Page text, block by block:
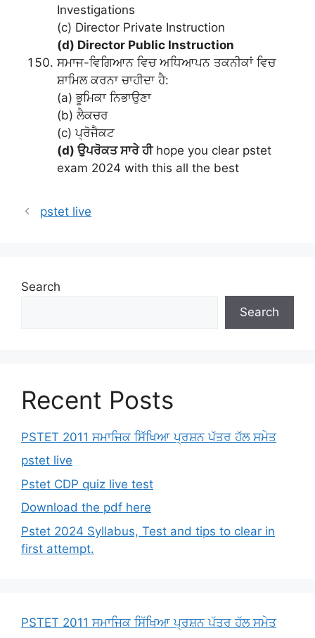
Investigations
(c) Director Private Instruction
(d) Director Public Instruction
ਸਮਾਜ-ਵਿਗਿਆਨ ਵਿਚ ਅਧਿਆਪਨ ਤਕਨੀਕਾਂ ਵਿਚ
ਸ਼ਾਮਿਲ ਕਰਨਾ ਚਾਹੀਦਾ ਹੈ:
(a) ਭੂਮਿਕਾ ਨਿਭਾਉਣਾ
(b) ਲੈਕਚਰ
(c) ਪ੍ਰੋਜੈਕਟ
(d) ਉਪਰੋਕਤ ਸਾਰੇ ਹੀhope you clear pstet
exam 2024 with this all the best
pstet live
Search
Search
Recent Posts
PSTET 2011 ਸਮਾਜਿਕ ਸਿੱਖਿਆ ਪ੍ਰਸ਼ਨ ਪੱਤਰ ਹੱਲ ਸਮੇਤ
pstet live
Pstet CDP quiz live test
Download the pdf here
Pstet 2024 Syllabus, Test and tips to clear in
first attempt.
PSTET 2011 ਸਮਾਜਿਕ ਸਿੱਖਿਆ ਪ੍ਰਸ਼ਨ ਪੱਤਰ ਹੱਲ ਸਮੇਤ